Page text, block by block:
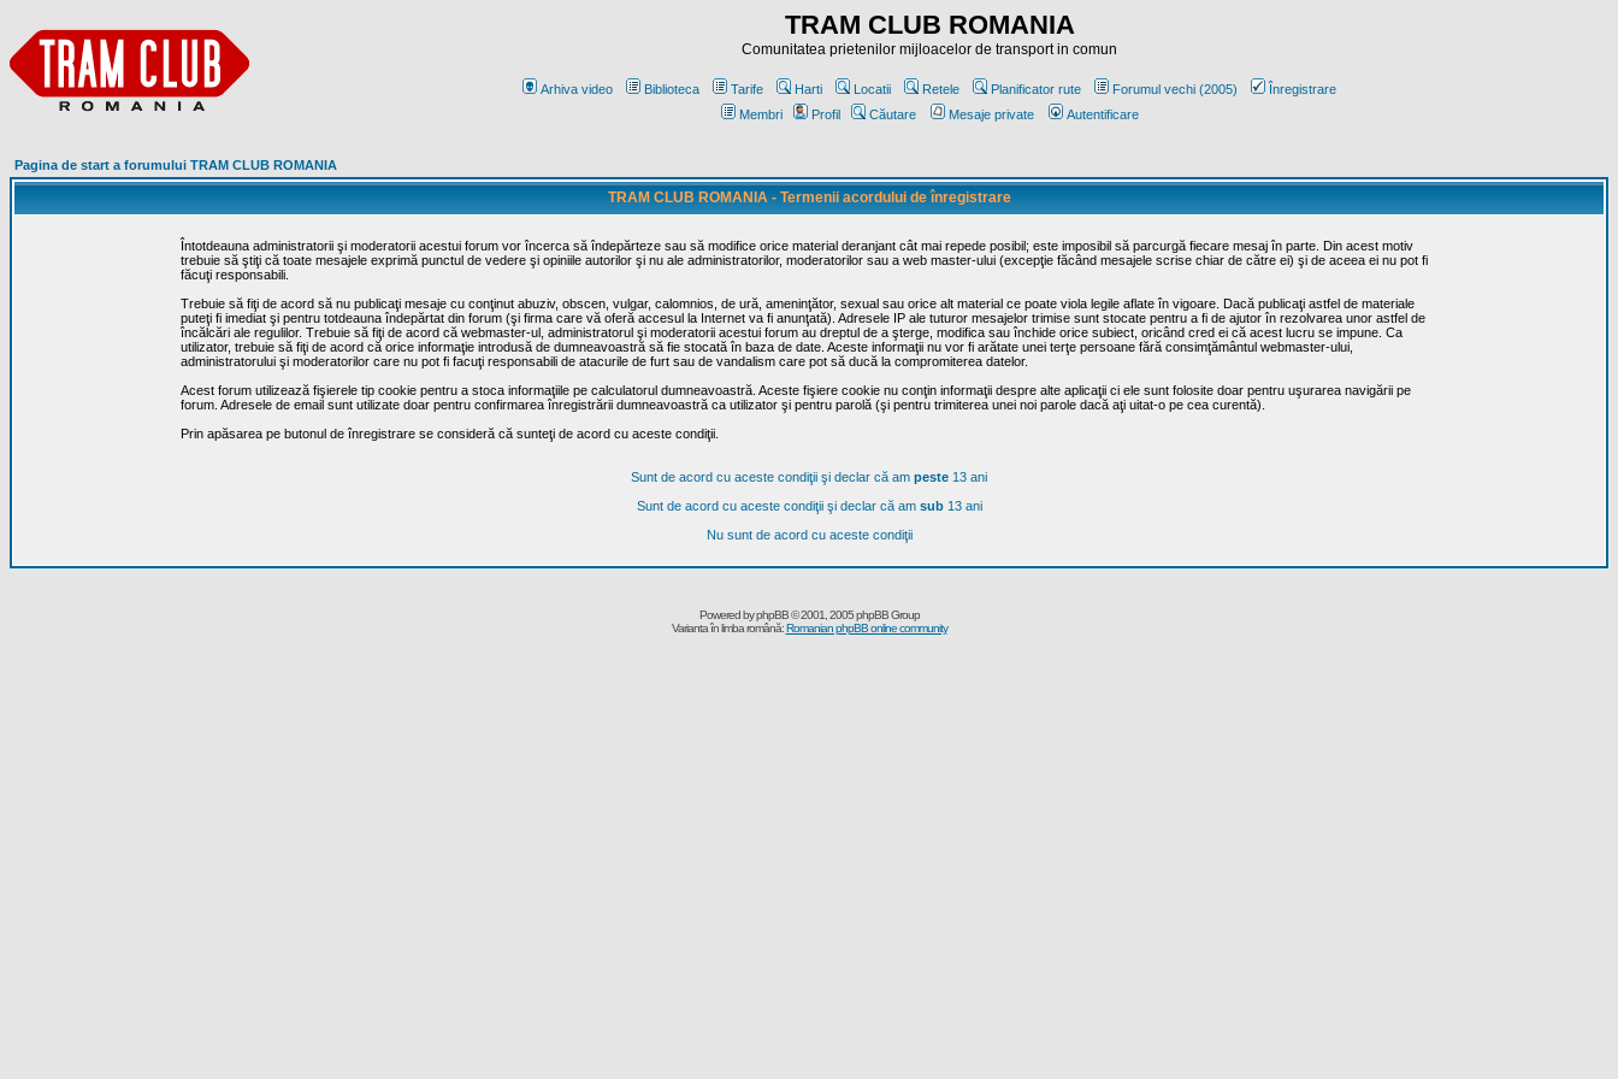
TRAM CLUB ROMANIA
Comunitatea prietenilor mijloacelor de transport in comun
Arhiva video Biblioteca Tarife Harti Locatii Retele Planificator rute Forumul vechi (2005)
Înregistrare
Membri
Profil Căutare Mesaje private Autentificare
Pagina de start a forumului TRAM CLUB ROMANIA
TRAM CLUB ROMANIA - Termenii acordului de înregistrare
Întotdeauna administratorii şi moderatorii acestui forum vor încerca să îndepărteze sau să modifice orice material deranjant cât mai repede posibil; este imposibil să parcurgă fiecare mesaj în parte. Din acest motiv
trebuie să ştiţi că toate mesajele exprimă punctul de vedere şi opiniile autorilor şi nu ale administratorilor, moderatorilor sau a web master-ului (excepţie făcând mesajele scrise chiar de către ei) şi de aceea ei nu pot fi
făcuţi responsabili.
Trebuie să fiţi de acord să nu publicaţi mesaje cu conţinut abuziv, obscen, vulgar, calomnios, de ură, ameninţător, sexual sau orice alt material ce poate viola legile aflate în vigoare. Dacă publicaţi astfel de materiale
puteţi fi imediat şi pentru totdeauna îndepărtat din forum (şi firma care vă oferă accesul la Internet va fi anunţată). Adresele IP ale tuturor mesajelor trimise sunt stocate pentru a fi de ajutor în rezolvarea unor astfel de
încălcări ale regulilor. Trebuie să fiţi de acord că webmaster-ul, administratorul şi moderatorii acestui forum au dreptul de a şterge, modifica sau închide orice subiect, oricând cred ei că acest lucru se impune. Ca
utilizator, trebuie să fiţi de acord că orice informaţie introdusă de dumneavoastră să fie stocată în baza de date. Aceste informaţii nu vor fi arătate unei terţe persoane fără consimţământul webmaster-ului,
administratorului şi moderatorilor care nu pot fi facuţi responsabili de atacurile de furt sau de vandalism care pot să ducă la compromiterea datelor.
Acest forum utilizează fişierele tip cookie pentru a stoca informaţiile pe calculatorul dumneavoastră. Aceste fişiere cookie nu conţin informaţii despre alte aplicaţii ci ele sunt folosite doar pentru uşurarea navigării pe
forum. Adresele de email sunt utilizate doar pentru confirmarea înregistrării dumneavoastră ca utilizator şi pentru parolă (şi pentru trimiterea unei noi parole dacă aţi uitat-o pe cea curentă).
Prin apăsarea pe butonul de înregistrare se consideră că sunteţi de acord cu aceste condiţii.
Sunt de acord cu aceste condiţii şi declar că am peste 13 ani
Sunt de acord cu aceste condiţii şi declar că am sub13 ani
Nu sunt de acord cu aceste condiţii
Powered byphpBB© 2001, 2005 phpBB Group
Varianta în limba română:Romanian phpBB online community